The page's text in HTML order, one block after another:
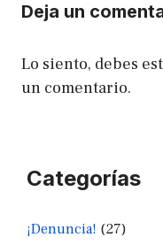
Deja un
Lo siento, debes
un comentario.
Categorías
¡Denuncia! (27)